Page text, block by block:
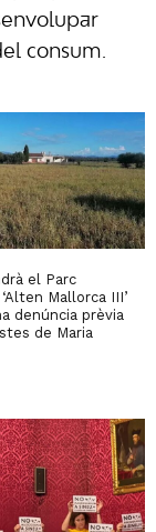
consum.
el Parc
Mallorca III’
denúncia prèvia
de Maria